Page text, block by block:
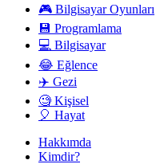
🎮 Bilgisayar Oyunları
💾 Programlama
💻 Bilgisayar
😂 Eğlence
✈️ Gezi
🧐 Kişisel
🎈 Hayat
Hakkımda
Kimdir?